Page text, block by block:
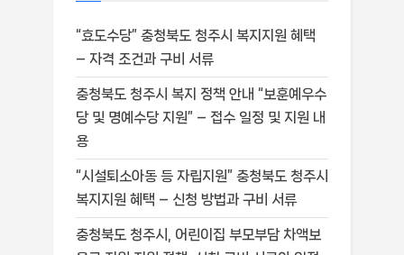
“효도수당” 충청북도 청주시 복지지원 혜택
– 자격 조건과 구비 서류
충청북도 청주시 복지 정책 안내 “보훈예우수
당 및 명예수당 지원” – 접수 일정 및 지원 내
용
“시설퇴소아동 등 자립지원” 충청북도 청주시
복지지원 혜택 – 신청 방법과 구비 서류
충청북도 청주시, 어린이집 부모부담 차액보